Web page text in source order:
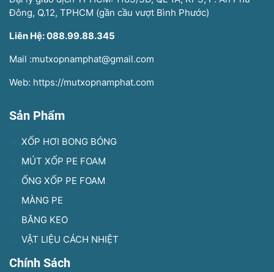
Đông, Q.12, TPHCM (gần cầu vượt Bình Phước)
Liên Hệ: 088.99.88.345
Mail :mutxopnamphat@gmail.com
Web: https://mutxopnamphat.com
Sản Phẩm
XỐP HƠI BONG BÓNG
MÚT XỐP PE FOAM
ỐNG XỐP PE FOAM
MÀNG PE
BĂNG KEO
VẬT LIỆU CÁCH NHIỆT
Chính Sách